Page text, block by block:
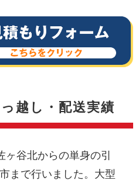
越し・配送実績
谷北からの単身の引
まで行いました。大型